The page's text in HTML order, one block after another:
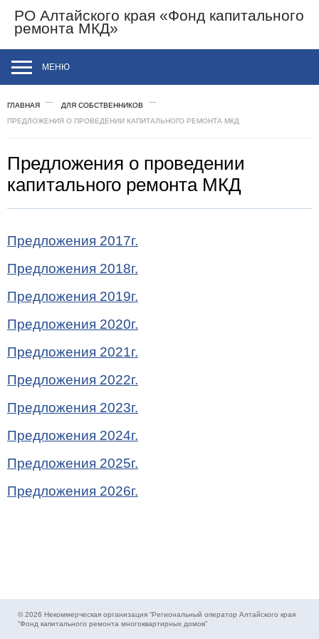
РО Алтайского края «Фонд капитального
ремонта МКД»
МЕНЮ
ГЛАВНАЯ
ДЛЯ СОБСТВЕННИКОВ
ПРЕДЛОЖЕНИЯ О ПРОВЕДЕНИИ КАПИТАЛЬНОГО РЕМОНТА МКД
Предложения о проведении
капитального ремонта МКД
Предложения 2017г.
Предложения 2018г.
Предложения 2019г.
Предложения 2020г.
Предложения 2021г.
Предложения 2022г.
Предложения 2023г.
Предложения 2024г.
Предложения 2025г.
Предложения 2026г.
© 2026 Некоммерческая организация “Региональный оператор Алтайского края
”Фонд капитального ремонта многоквартирных домов”